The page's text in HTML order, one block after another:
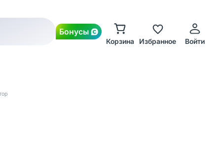
Бонусы
Корзина Избранное Войти